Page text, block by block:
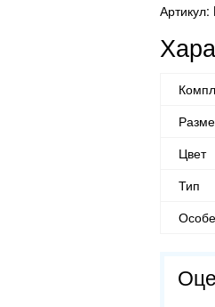
Артикул:
Цвет
Тип